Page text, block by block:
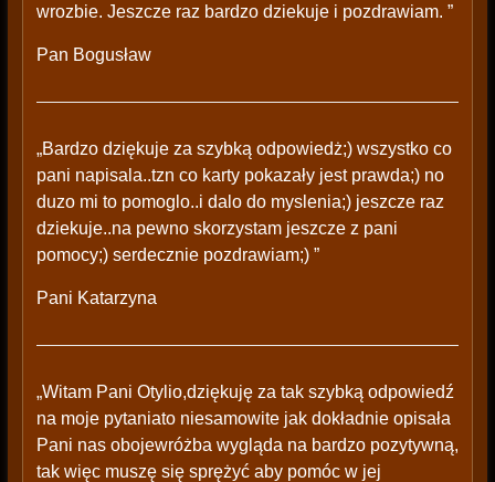
wrozbie. Jeszcze raz bardzo dziekuje i pozdrawiam. ”
Pan Bogusław
„Bardzo dziękuje za szybką odpowiedż;) wszystko co
pani napisala..tzn co karty pokazały jest prawda;) no
duzo mi to pomoglo..i dalo do myslenia;) jeszcze raz
dziekuje..na pewno skorzystam jeszcze z pani
pomocy;) serdecznie pozdrawiam;) ”
Pani Katarzyna
„Witam Pani Otylio,dziękuję za tak szybką odpowiedź
na moje pytaniato niesamowite jak dokładnie opisała
Pani nas obojewróżba wygląda na bardzo pozytywną,
tak więc muszę się sprężyć aby pomóc w jej